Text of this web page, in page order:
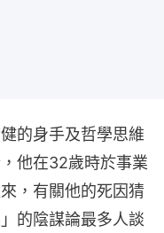
的身手及哲學思維
他在32歲時於事業
，有關他的死因猜
的陰謀論最多人談